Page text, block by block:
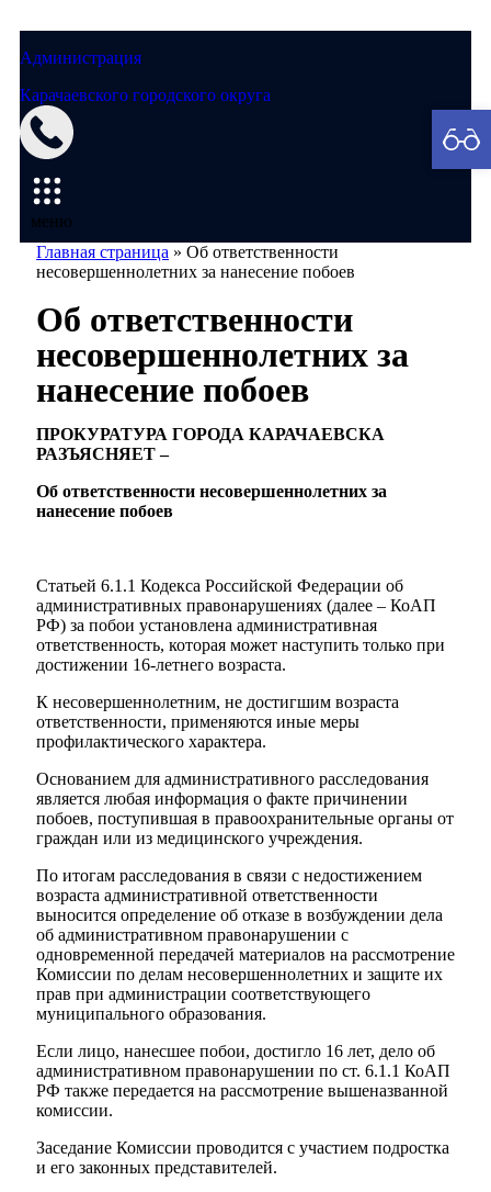
Администрация
Карачаевского городского округа
меню
Главная страница » Об ответственности
несовершеннолетних за нанесение побоев
Об ответственности
несовершеннолетних за
нанесение побоев
ПРОКУРАТУРА ГОРОДА КАРАЧАЕВСКА
РАЗЪЯСНЯЕТ –
Об ответственности несовершеннолетних за
нанесение побоев
Статьей 6.1.1 Кодекса Российской Федерации об
административных правонарушениях (далее – КоАП
РФ) за побои установлена административная
ответственность, которая может наступить только при
достижении 16-летнего возраста.
К несовершеннолетним, не достигшим возраста
ответственности, применяются иные меры
профилактического характера.
Основанием для административного расследования
является любая информация о факте причинении
побоев, поступившая в правоохранительные органы от
граждан или из медицинского учреждения.
По итогам расследования в связи с недостижением
возраста административной ответственности
выносится определение об отказе в возбуждении дела
об административном правонарушении с
одновременной передачей материалов на рассмотрение
Комиссии по делам несовершеннолетних и защите их
прав при администрации соответствующего
муниципального образования.
Если лицо, нанесшее побои, достигло 16 лет, дело об
административном правонарушении по ст. 6.1.1 КоАП
РФ также передается на рассмотрение вышеназванной
комиссии.
Заседание Комиссии проводится с участием подростка
и его законных представителей.
Мэрия
Мэр